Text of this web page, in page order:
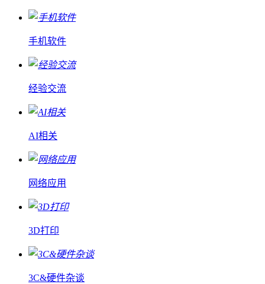
手机软件
经验交流
AI相关
网络应用
3D打印
3C&硬件杂谈